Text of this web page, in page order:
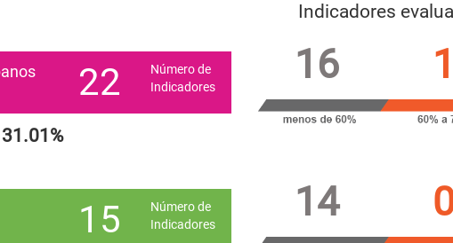
Indicadores
22
Número de
Indicadores
31.01%
16 1
15
Número de
Indicadores
14